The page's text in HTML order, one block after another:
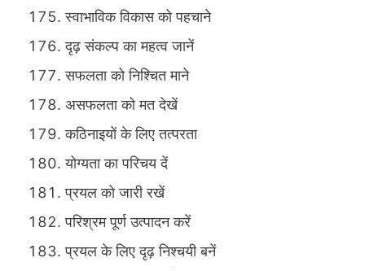
स्वाभाविक विकास को पहचाने
दृढ़ संकल्प का महत्व जानें
सफलता को निश्चित माने
असफलता को मत देखें
कठिनाइयों के लिए तत्परता
योग्यता का परिचय दें
प्रयल को जारी रखें
परिश्रम पूर्ण उत्पादन करें
प्रयल के लिए दृढ़ निश्चयी बनें